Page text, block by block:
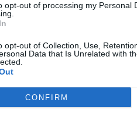
opt-out of processing my Personal
opt-out of Collection, Use,
Data that Is Unrelated with
CONFIRM
→